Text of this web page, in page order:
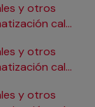
y otros
calor
y otros
calor
y otros